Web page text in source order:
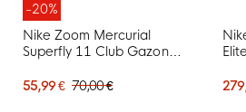
-20%
Nike Zoom Mercurial
Superfly 11 Club Gazon
Chaussures de Foot (MG)
55,99 € 70,00 €